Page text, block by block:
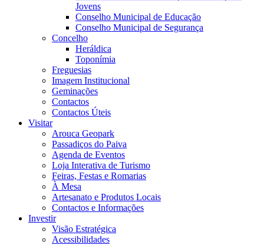
Jovens
Conselho Municipal de Educação
Conselho Municipal de Segurança
Concelho
Heráldica
Toponímia
Freguesias
Imagem Institucional
Geminações
Contactos
Contactos Úteis
Visitar
Arouca Geopark
Passadiços do Paiva
Agenda de Eventos
Loja Interativa de Turismo
Feiras, Festas e Romarias
À Mesa
Artesanato e Produtos Locais
Contactos e Informações
Investir
Visão Estratégica
Acessibilidades